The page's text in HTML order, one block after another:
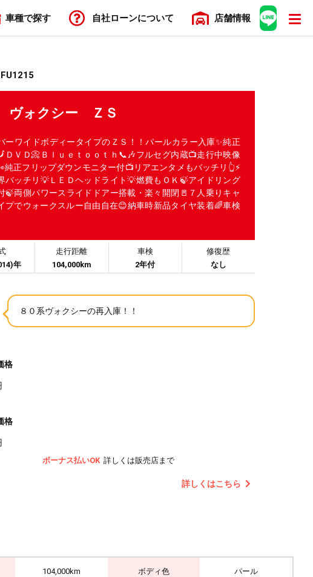
車種で探す 自社ローンについて 店舗情報
ヴォクシー ＺＳ
ーワイドボディータイプのＺＳ！！パールカラー入庫✨純正
ＤＶＤ📀Ｂｌｕｅｔｏｏｔｈ📞🎶フルセグ内蔵📺走行中映像
純正フリップダウンモニター付📺リアエンタメもバッチリ👆⚡
バッチリ💡ＬＥＤヘッドライト💡燃費もＯＫ🍃アイドリング
🍃両側パワースライドドアー搭載・楽々開閉🚪７人乗りキャ
プでウォークスルー自由自在😊納車時新品タイヤ装着🌈車検
年
走行距離
104,000km
車検
2年付
修復歴
なし
８０系ヴォクシーの再入庫！！
格
格
ボーナス払いOK 詳しくは販売店まで
詳しくはこちら
104,000km ボディ色 パール